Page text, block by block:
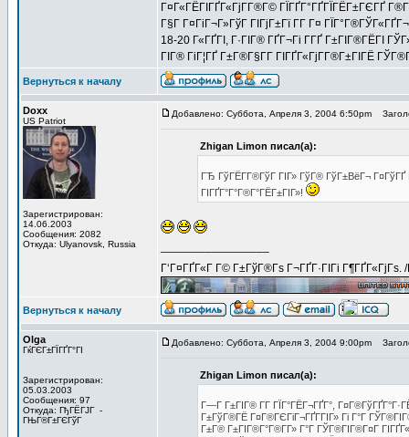
Г¤Г«ГЁГІГҐГ«ГјГ­Г®Г© ГЇГҐГ°ГҐГЇГЁГ±ГЄГҐ
Г§Г Г¤ГіГ¬Г»ГўГ ГІГјГ±Гї Г­Г Г¤
18-20 Г«ГҐГІ, Г·ГІГ® ГҐГ¬Гі Г­ГҐ Г±ГІГ®ГЁГІ
ГІГ® ГіГ¦ГҐ Г±Г®Г§Г­Г ГІГҐГ«ГјГ­Г®Г±ГІГЁ
Вернуться к началу
Doxx
US Patriot
Зарегистрирован:
14.06.2003
Сообщения: 2082
Откуда: Ulyanovsk, Russia
Добавлено: Суббота, Апреля 3, 2004 6:50pm
Zhigan Limon писал(а):
ГЂ ГўГЁГ­Г®ГўГ ГІГ» ГўГ® ГўГ±ВёГ¬ Г¤ГўГҐ
ГІГҐГ°Г°Г®Г°ГЁГ±ГІГ»!
Г‘Г¤ГҐГ«Г Г© Г±ГўГ®Гѕ Г¬ГҐГ·ГІГі Г¶ГҐГ«ГјГѕ.
Вернуться к началу
Olga
ГќГЄГ±ГЇГҐГ°ГІ
Зарегистрирован:
05.03.2003
Сообщения: 97
Откуда: ГђГЁГЈГ -
ГЊГ®Г±ГЄГўГ
Добавлено: Суббота, Апреля 3, 2004 9:00pm
Zhigan Limon писал(а):
Г—Г Г±ГІГ® Г­Г ГЇГ°ГЁГ¬ГҐГ°,
Г±ГўГ®ГЁ Г¤Г®ГЄГіГ¬ГҐГ­ГІГ» Гі Г°Г
Г±Г® Г±ГІГ®Г°Г®Г­Г» Г°Г ГЎГ®ГІГ®Г¤Г